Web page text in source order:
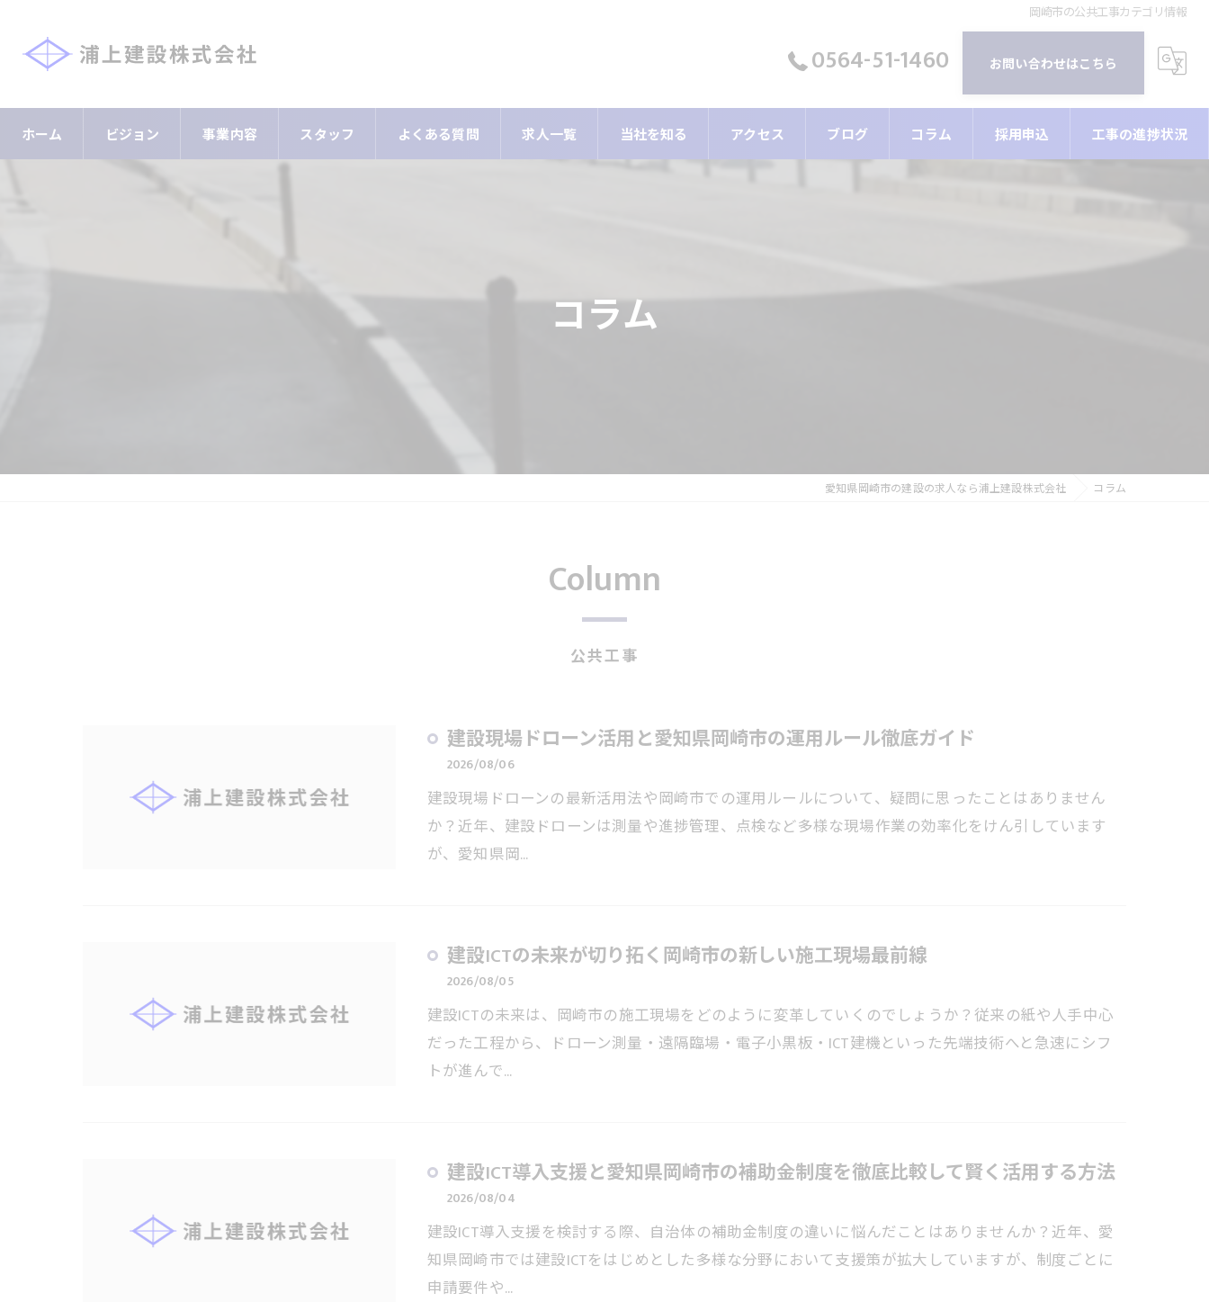
岡崎市の公共工事カテゴリ情報
0564-51-1460 お問い合わせはこちら
ホーム ビジョン 事業内容 スタッフ よくある質問 求人一覧 当社を知る
1級土木施工管理
アクセス ブログ コラム 採用申込 工事の進捗状況
コラム
愛知県岡崎市の建設の求人なら浦上建設株式会社 コラム
Column
公共工事
建設現場ドローン活用と愛知県岡崎市の運用ルール徹底ガイド
2026/08/06
建設現場ドローンの最新活用法や岡崎市での運用ルールについて、疑問に思ったことはありません
か？近年、建設ドローンは測量や進捗管理、点検など多様な現場作業の効率化をけん引しています
が、愛知県岡…
建設ICTの未来が切り拓く岡崎市の新しい施工現場最前線
2026/08/05
建設ICTの未来は、岡崎市の施工現場をどのように変革していくのでしょうか？従来の紙や人手中心
だった工程から、ドローン測量・遠隔臨場・電子小黒板・ICT建機といった先端技術へと急速にシフ
トが進んで…
建設ICT導入支援と愛知県岡崎市の補助金制度を徹底比較して賢く活用する方法
2026/08/04
建設ICT導入支援を検討する際、自治体の補助金制度の違いに悩んだことはありませんか？近年、愛
知県岡崎市では建設ICTをはじめとした多様な分野において支援策が拡大していますが、制度ごとに
申請要件や…